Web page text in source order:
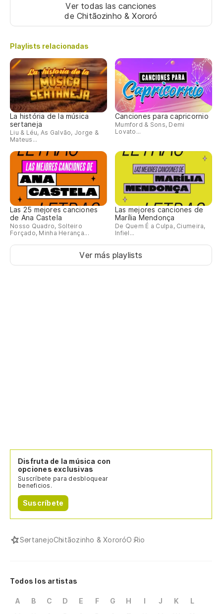
Ver todas las canciones
de Chitãozinho & Xororó
Playlists relacionadas
La história de la música
sertaneja
Liu & Léu, As Galvão, Jorge &
Mateus...
Canciones para capricornio
Mumford & Sons, Demi
Lovato...
Las 25 mejores canciones
de Ana Castela
Nosso Quadro, Solteiro
Forçado, Minha Herança...
Las mejores canciones de
Marília Mendonça
De Quem É a Culpa, Ciumeira,
Infiel...
Ver más playlists
Disfruta de la música con
opciones exclusivas
Suscríbete para desbloquear
beneficios.
Suscríbete
SertanejoChitãozinho & XororóO Rio
Todos los artistas
A B C D E F G H I J K
L